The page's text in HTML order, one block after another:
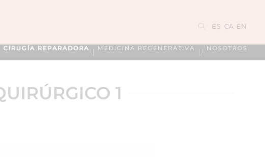
ES CA EN
CIRUGÍA REPARADORA MEDICINA REGENERATIVA NOSOTROS
1